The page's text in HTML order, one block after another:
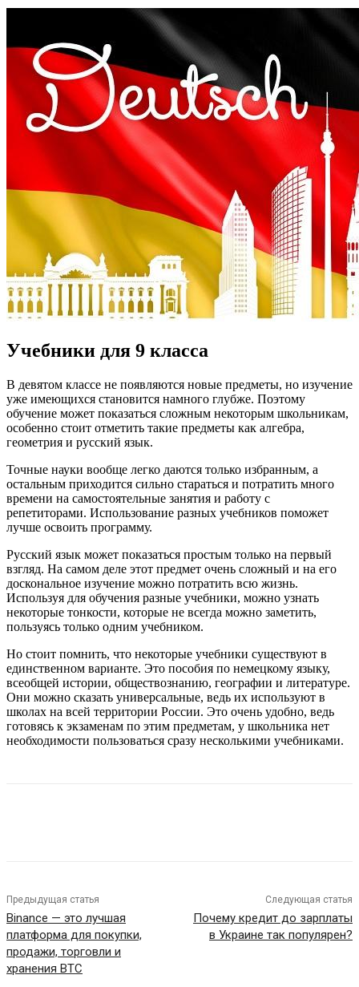
Учебники для 9 класса
В девятом классе не появляются новые предметы, но изучение
уже имеющихся становится намного глубже. Поэтому
обучение может показаться сложным некоторым школьникам,
особенно стоит отметить такие предметы как алгебра,
геометрия и русский язык.
Точные науки вообще легко даются только избранным, а
остальным приходится сильно стараться и потратить много
времени на самостоятельные занятия и работу с
репетиторами. Использование разных учебников поможет
лучше освоить программу.
Русский язык может показаться простым только на первый
взгляд. На самом деле этот предмет очень сложный и на его
доскональное изучение можно потратить всю жизнь.
Используя для обучения разные учебники, можно узнать
некоторые тонкости, которые не всегда можно заметить,
пользуясь только одним учебником.
Но стоит помнить, что некоторые учебники существуют в
единственном варианте. Это пособия по немецкому языку,
всеобщей истории, обществознанию, географии и литературе.
Они можно сказать универсальные, ведь их используют в
школах на всей территории России. Это очень удобно, ведь
готовясь к экзаменам по этим предметам, у школьника нет
необходимости пользоваться сразу несколькими учебниками.
Предыдущая статья
Binance — это лучшая
платформа для покупки,
продажи, торговли и
хранения BTC
Следующая статья
Почему кредит до зарплаты
в Украине так популярен?